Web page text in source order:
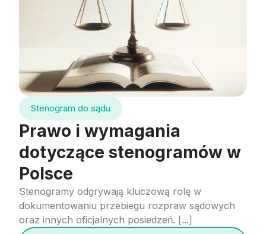
Stenogram do sądu
Prawo i wymagania
dotyczące stenogramów w
Polsce
Stenogramy odgrywają kluczową rolę w
dokumentowaniu przebiegu rozpraw sądowych
oraz innych oficjalnych posiedzeń. [...]